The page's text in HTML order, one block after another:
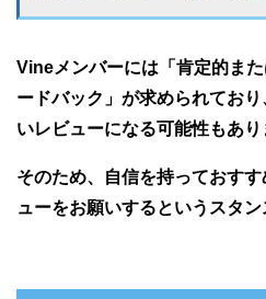
Vineメンバーには「肯定的ま
ードバック」が求められてお
いレビューになる可能性もあり
そのため、自信を持っておす
ューをお願いするというスタン